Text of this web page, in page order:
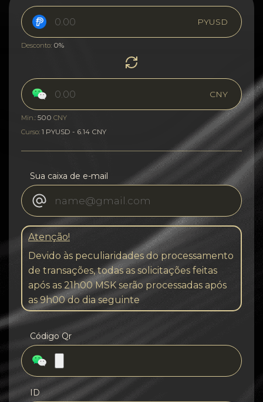
PYUSD
Desconto: 0%
CNY
Min.: 500 CNY
Curso: 1 PYUSD - 6.14 CNY
Sua caixa de e-mail
Atenção!
Devido às peculiaridades do processamento
de transações, todas as solicitações feitas
após as 21h00 MSK serão processadas após
as 9h00 do dia seguinte
Código Qr
ID